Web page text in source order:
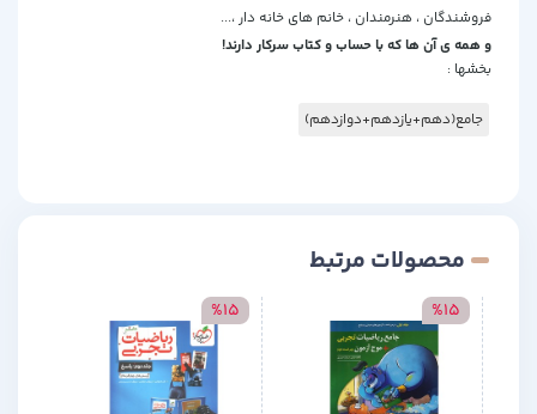
فروشندگان ، هنرمندان ، خانم های خانه دار ،...
و همه ی آن ها که با حساب و کتاب سرکار دارند!
بخشها :
جامع(دهم+یازدهم+دوازدهم)
محصولات مرتبط
%15
%15